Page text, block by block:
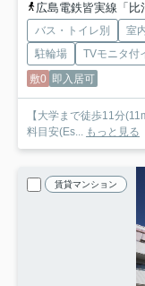
広島電鉄皆実線「
バス・トイレ別 室
駐輪場
TVモニタ付
敷0 即入居可
【大学まで徒歩11分
料目安(Es... もっと見る
賃貸マンション